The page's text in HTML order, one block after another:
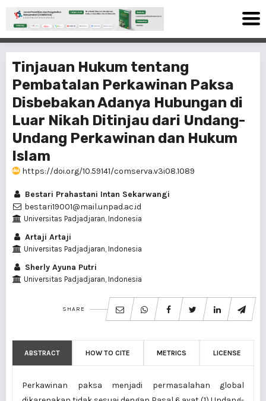
Tinjauan Hukum tentang
Pembatalan Perkawinan Paksa
Disbebakan Adanya Hubungan di
Luar Nikah Ditinjau dari Undang-
Undang Perkawinan dan Hukum
Islam
https://doi.org/10.59141/comserva.v3i08.1089
Bestari Prahastani Intan Sekarwangi
bestari19001@mail.unpad.ac.id
Universitas Padjadjaran, Indonesia
Artaji Artaji
Universitas Padjadjaran, Indonesia
Sherly Ayuna Putri
Universitas Padjadjaran, Indonesia
SHARE
ABSTRACT HOW TO CITE METRICS LICENSE
Perkawinan paksa menjadi permasalahan global